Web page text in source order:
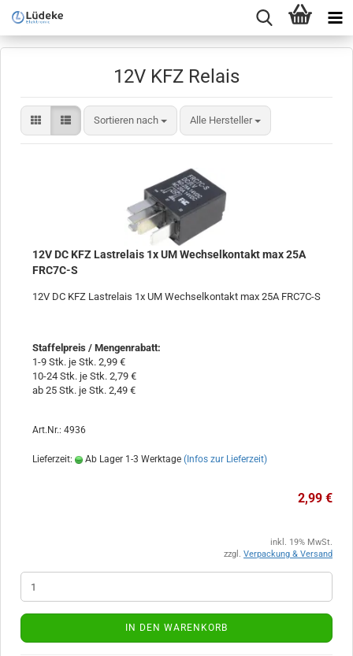
12V KFZ Relais
Sortieren nach
Sortieren nach Alle Hersteller
12V DC KFZ Lastrelais 1x UM Wechselkontakt max 25A
FRC7C-S
12V DC KFZ Lastrelais 1x UM Wechselkontakt max 25A FRC7C-S
Staffelpreis / Mengenrabatt:
1-9 Stk. je Stk. 2,99 €
10-24 Stk. je Stk. 2,79 €
ab 25 Stk. je Stk. 2,49 €
Art.Nr.: 4936
Lieferzeit: Ab Lager 1-3 Werktage (Infos zur Lieferzeit)
2,99 €
inkl. 19% MwSt.
zzgl. Verpackung & Versand
IN DEN WARENKORB